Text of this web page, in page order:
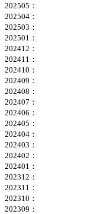
202505：
202504：
202503：
202501：
202412：
202411：
202410：
202409：
202408：
202407：
202406：
202405：
202404：
202403：
202402：
202401：
202312：
202311：
202310：
202309：